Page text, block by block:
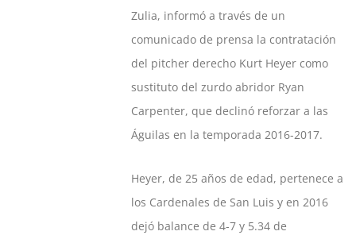
Zulia, informó a través de un
comunicado de prensa la contratación
del pitcher derecho Kurt Heyer como
sustituto del zurdo abridor Ryan
Carpenter, que declinó reforzar a las
Águilas en la temporada 2016-2017.
Heyer, de 25 años de edad, pertenece a
los Cardenales de San Luis y en 2016
dejó balance de 4-7 y 5.34 de